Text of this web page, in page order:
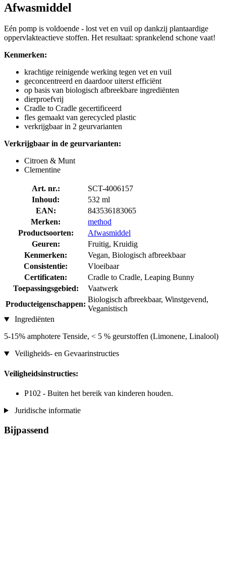
Afwasmiddel
Eén pomp is voldoende - lost vet en vuil op dankzij plantaardige
oppervlakteactieve stoffen. Het resultaat: sprankelend schone vaat!
Kenmerken:
krachtige reinigende werking tegen vet en vuil
geconcentreerd en daardoor uiterst efficiënt
op basis van biologisch afbreekbare ingrediënten
dierproefvrij
Cradle to Cradle gecertificeerd
fles gemaakt van gerecycled plastic
verkrijgbaar in 2 geurvarianten
Verkrijgbaar in de geurvarianten:
Citroen & Munt
Clementine
Art. nr.:
SCT-4006157
Inhoud:
532 ml
EAN:
843536183065
Merken:
method
Productsoorten:
Afwasmiddel
Geuren:
Fruitig, Kruidig
Kenmerken:
Vegan, Biologisch afbreekbaar
Consistentie:
Vloeibaar
Certificaten:
Cradle to Cradle, Leaping Bunny
Toepassingsgebied:
Vaatwerk
Producteigenschappen:
Biologisch afbreekbaar, Winstgevend,
Veganistisch
Ingrediënten
5-15% amphotere Tenside, < 5 % geurstoffen (Limonene, Linalool)
Veiligheids- en Gevaarinstructies
Veiligheidsinstructies:
P102 - Buiten het bereik van kinderen houden.
Juridische informatie
Bijpassend